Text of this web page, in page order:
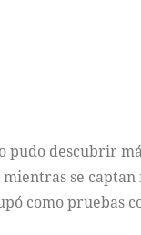
pudo descubrir
se captan
como pruebas